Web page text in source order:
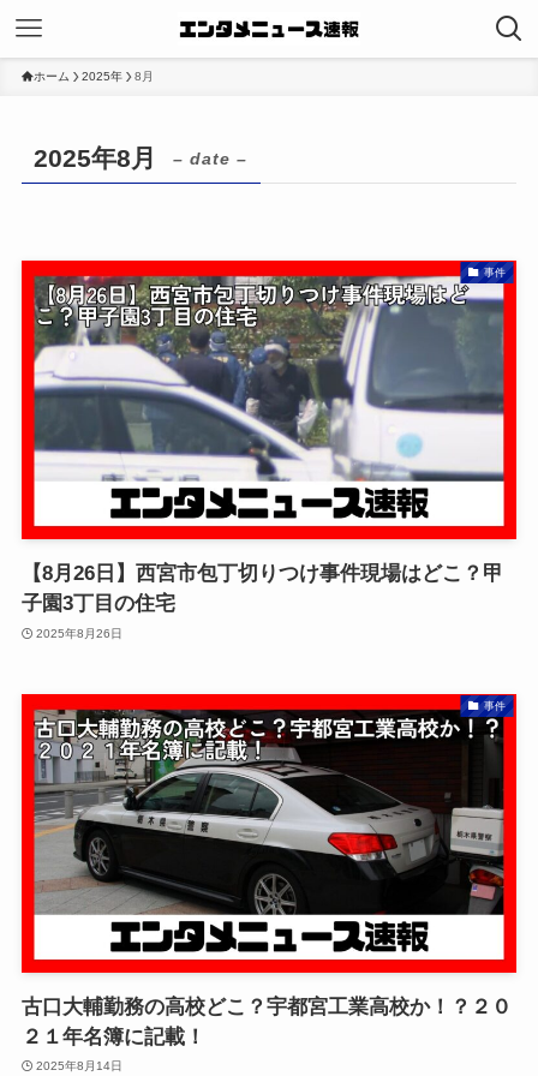
ホーム 2025年 8月
2025年8月 – date –
事件
【8月26日】西宮市包丁切りつけ事件現場はどこ？甲
子園3丁目の住宅
2025年8月26日
事件
古口大輔勤務の高校どこ？宇都宮工業高校か！？２０
２１年名簿に記載！
2025年8月14日